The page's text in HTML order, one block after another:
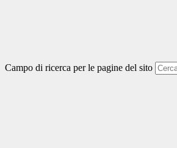
Campo di ricerca per le pagine del sito